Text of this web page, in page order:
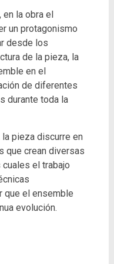
la obra el
un protagonismo
desde los
de la pieza, la
en el
de diferentes
durante toda la
pieza discurre en
que crean diversas
el trabajo
que el ensemble
evolución.